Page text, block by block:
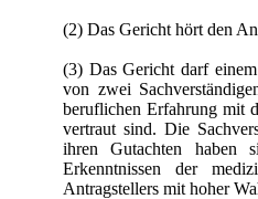
(2) Das Gericht hört den
(3) Das Gericht darf
von zwei
beruflichen Erfahrung mit
vertraut sind. Die
ihren Gutachten haben
Erkenntnissen der
Antragstellers mit hoher